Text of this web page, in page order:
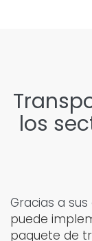
los
Gracias a
puede
paquete de